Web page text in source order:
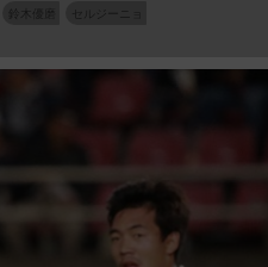
鈴木優磨